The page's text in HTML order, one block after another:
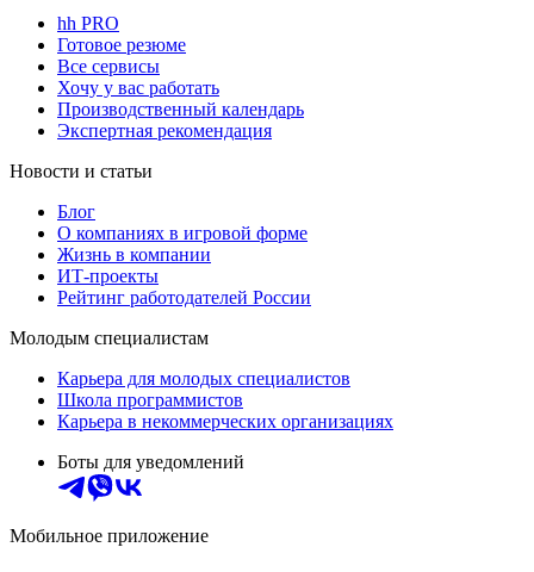
hh PRO
Готовое резюме
Все сервисы
Хочу у вас работать
Производственный календарь
Экспертная рекомендация
Новости и статьи
Блог
О компаниях в игровой форме
Жизнь в компании
ИТ-проекты
Рейтинг работодателей России
Молодым специалистам
Карьера для молодых специалистов
Школа программистов
Карьера в некоммерческих организациях
Боты для уведомлений
Мобильное приложение